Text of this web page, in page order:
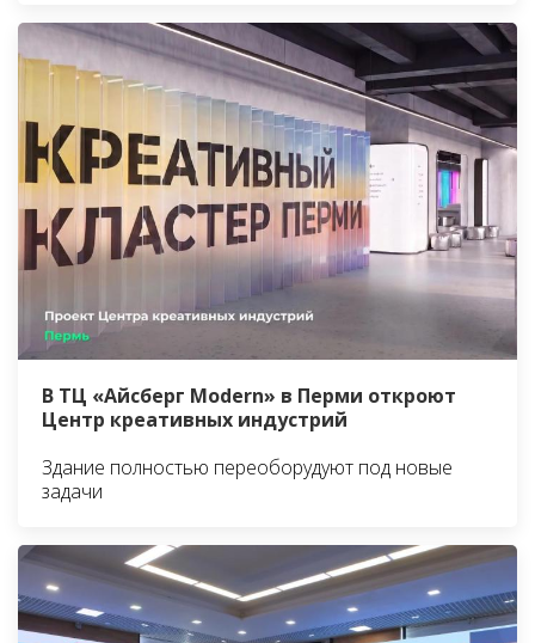
В ТЦ «Айсберг Modern» в Перми откроют
Центр креативных индустрий
Здание полностью переоборудуют под новые
задачи